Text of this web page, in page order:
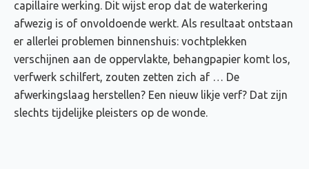
capillaire werking. Dit wijst erop dat de waterkering
afwezig is of onvoldoende werkt. Als resultaat ontstaan
er allerlei problemen binnenshuis: vochtplekken
verschijnen aan de oppervlakte, behangpapier komt los,
verfwerk schilfert, zouten zetten zich af … De
afwerkingslaag herstellen? Een nieuw likje verf? Dat zijn
slechts tijdelijke pleisters op de wonde.